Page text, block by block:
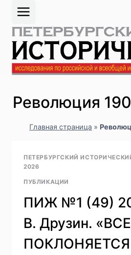
Перейти
содержимому
Революция
Главная страница »
ПЕТЕРБУРГСКИЙ
2026
ПУБЛИКАЦИИ
ПИЖ №1 (49)
В. Друзин. «ВСЕ